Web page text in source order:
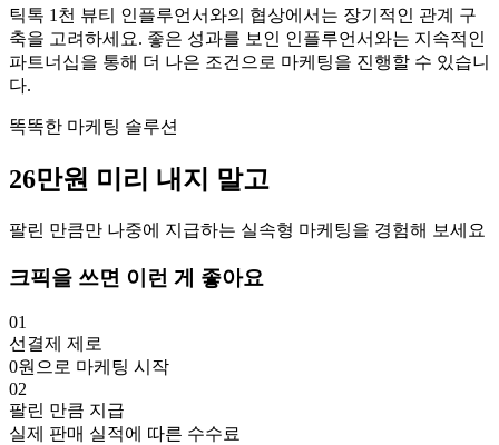
틱톡 1천 뷰티 인플루언서와의 협상에서는 장기적인 관계 구
축을 고려하세요. 좋은 성과를 보인 인플루언서와는 지속적인
파트너십을 통해 더 나은 조건으로 마케팅을 진행할 수 있습니
다.
똑똑한 마케팅 솔루션
26만원 미리 내지 말고
팔린 만큼만 나중에 지급하는 실속형 마케팅을 경험해 보세요
크픽을 쓰면 이런 게 좋아요
01
선결제 제로
0원으로 마케팅 시작
02
팔린 만큼 지급
실제 판매 실적에 따른 수수료